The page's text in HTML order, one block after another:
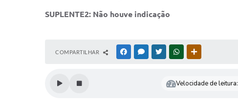
SUPLENTE2: Não houve indicação
COMPARTILHAR FACEBOOKMESSENGER
TWITTERWHATSAPP
Velocidade de leitura: